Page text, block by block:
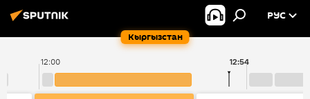
Кыргызстан
РУС
12:00 12:54